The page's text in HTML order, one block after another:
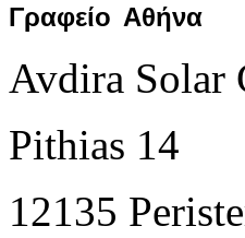
Γραφείο Αθήνα
Avdira Solar
Pithias 14
12135